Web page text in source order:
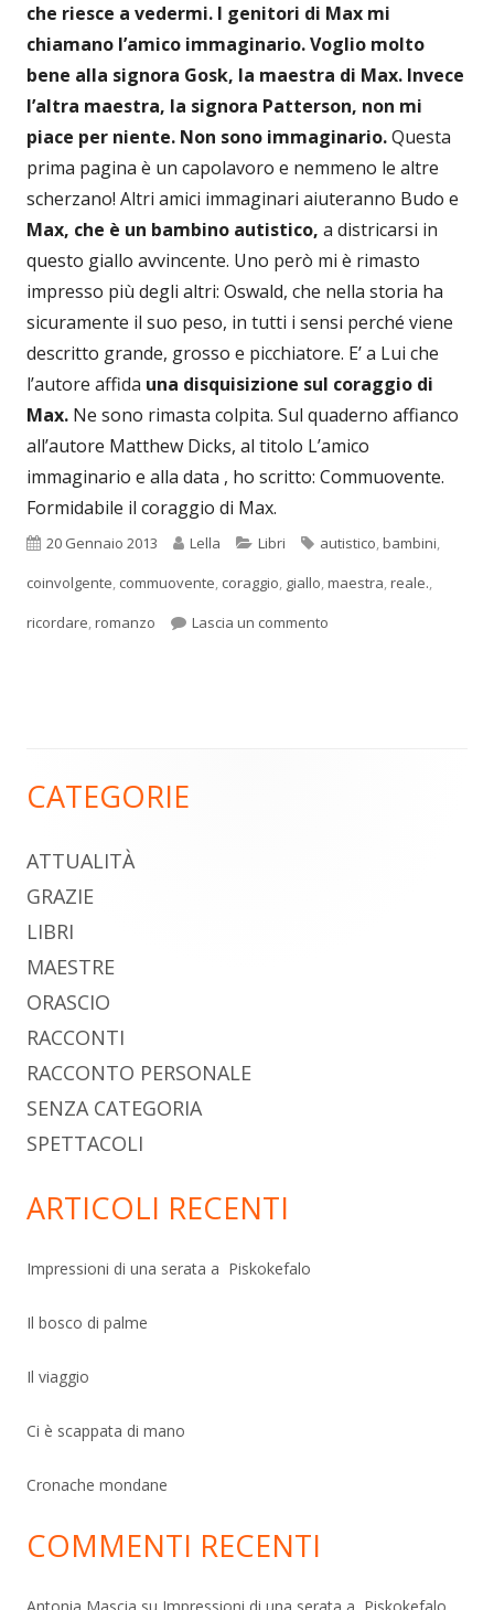
che riesce a vedermi. I genitori di Max mi
chiamano l’amico immaginario.Voglio molto
bene alla signora Gosk, la maestra di Max. Invece
l’altra maestra, la signora Patterson, non mi
piace per niente. Non sono immaginario.Questa
prima pagina è un capolavoro e nemmeno le altre
scherzano! Altri amici immaginari aiuteranno Budo e
Max, che è un bambino autistico, a districarsi in
questo giallo avvincente. Uno però mi è rimasto
impresso più degli altri: Oswald, che nella storia ha
sicuramente il suo peso, in tutti i sensi perché viene
descritto grande, grosso e picchiatore. E’ a Lui che
l’autore affida una disquisizione sul coraggio di
Max. Ne sono rimasta colpita. Sul quaderno affianco
all’autore Matthew Dicks, al titolo L’amico
immaginario e alla data , ho scritto: Commuovente.
Formidabile il coraggio di Max.
Pubblicato
20 Gennaio 2013 Autore
Lella Categorie
Libri Tag
autistico,bambini,
coinvolgente, commuovente, coraggio, giallo,maestra,reale.,
ricordare,romanzo Lascia un commento
Barra
laterale
principale
CATEGORIE
ATTUALITÀ
GRAZIE
LIBRI
MAESTRE
ORASCIO
RACCONTI
RACCONTO PERSONALE
SENZA CATEGORIA
SPETTACOLI
ARTICOLI RECENTI
Impressioni di una serata a Piskokefalo
Il bosco di palme
Il viaggio
Ci è scappata di mano
Cronache mondane
COMMENTI RECENTI